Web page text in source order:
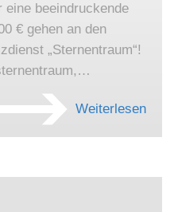
eine beeindruckende
€ gehen an den
„Sternentraum“!
Weiterlesen